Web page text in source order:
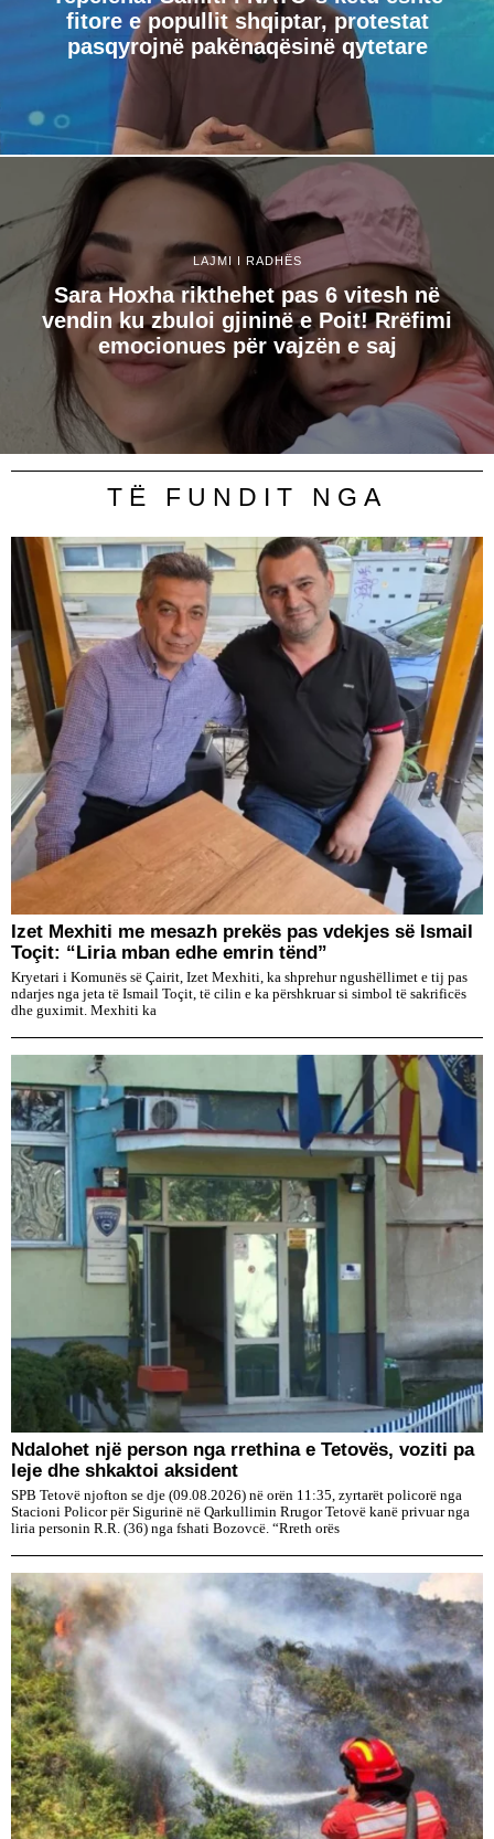
fitore e popullit shqiptar, protestat
pasqyrojnë pakënaqësinë qytetare
LAJMI I RADHËS
Sara Hoxha rikthehet pas 6 vitesh në
vendin ku zbuloi gjininë e Poit! Rrëfimi
emocionues për vajzën e saj
TË FUNDIT NGA
Izet Mexhiti me mesazh prekës pas vdekjes së Ismail
Toçit: “Liria mban edhe emrin tënd”
Kryetari i Komunës së Çairit, Izet Mexhiti, ka shprehur ngushëllimet e tij pas
ndarjes nga jeta të Ismail Toçit, të cilin e ka përshkruar si simbol të sakrificës
dhe guximit. Mexhiti ka
Ndalohet një person nga rrethina e Tetovës, voziti pa
leje dhe shkaktoi aksident
SPB Tetovë njofton se dje (09.08.2026) në orën 11:35, zyrtarët policorë nga
Stacioni Policor për Sigurinë në Qarkullimin Rrugor Tetovë kanë privuar nga
liria personin R.R. (36) nga fshati Bozovcë. “Rreth orës